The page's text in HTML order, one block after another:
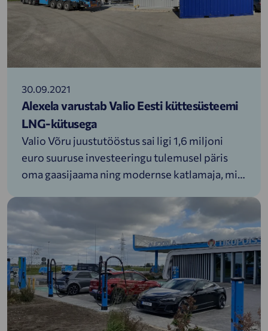
30.09.2021
Alexela varustab Valio Eesti küttesüsteemi
LNG-kütusega
Valio Võru juustutööstus sai ligi 1,6 miljoni
euro suuruse investeeringu tulemusel päris
oma gaasijaama ning modernse katlamaja, mis
ning loovad kõik võimalused, et tulevikus
minna üle biokütusele. Võrreldes eelkäijaga on
uus süsteem 25% tõhusam, tõstes
küttelahenduse efektiivsuse 95%-ni.